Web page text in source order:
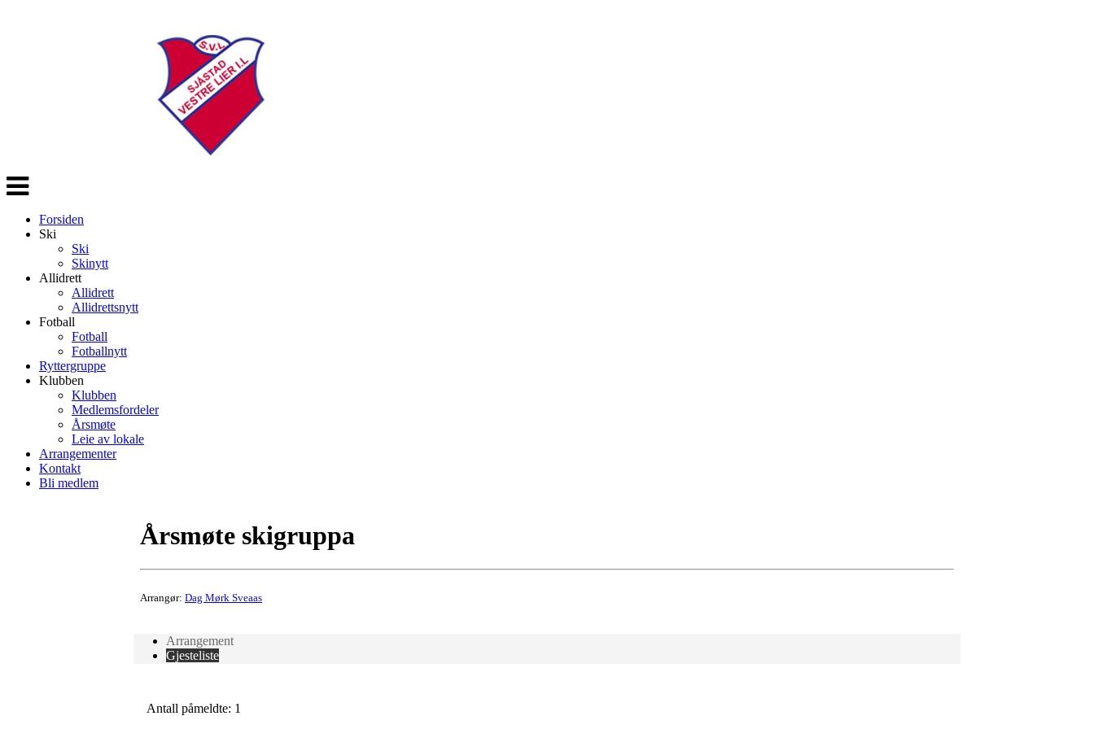
Veksle
navigasjon
Forsiden
Ski
Ski
Skinytt
Allidrett
Allidrett
Allidrettsnytt
Fotball
Fotball
Fotballnytt
Ryttergruppe
Klubben
Klubben
Medlemsfordeler
Årsmøte
Leie av lokale
Arrangementer
Kontakt
Bli medlem
Årsmøte skigruppa
Arrangør: Dag Mørk Sveaas
Arrangement
Gjesteliste
Antall påmeldte: 1